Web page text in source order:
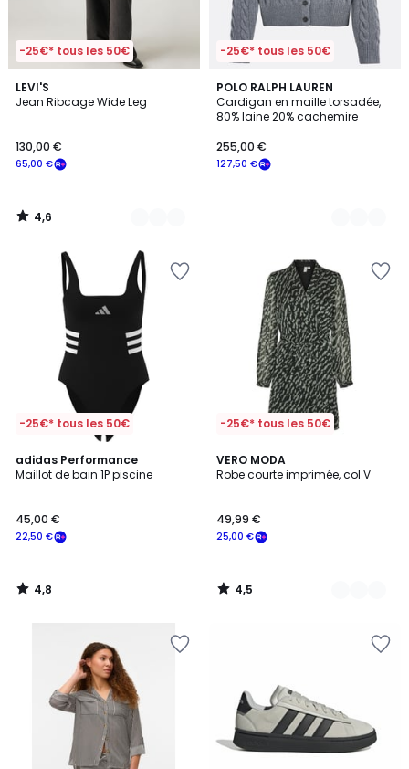
-25€* tous les 50€
LEVI'S
Jean Ribcage Wide Leg
65,00 €
130,00 €
4,6
/ 5
2
Couleurs
4,6
/
-25€* tous les 50€
POLO RALPH LAUREN
Cardigan en maille torsadée,
80% laine 20% cachemire
127,50 €
255,00 €
3
Couleurs
-25€* tous les 50€
adidas Performance
Maillot de bain 1P piscine
22,50 €
45,00 €
4,8
/ 5
4,8
/
-25€* tous les 50€
VERO MODA
Robe courte imprimée, col V
25,00 €
49,99 €
4,5
/ 5
3
Couleurs
4,5
/